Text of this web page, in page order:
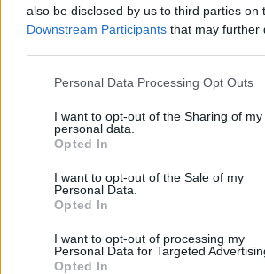
also be disclosed by us to third parties on
Downstream Participants that may further
Please note that this website/app uses
not limited to your visit or usage
grant or deny consent to Google and its
use your data for below specified
consent section.
Personal Data Processing Opt Outs
I want to opt-out of the Sharing of my
personal data.
Opted In
I want to opt-out of the Sale of my
Personal Data.
Opted In
I want to opt-out of processing my
Personal Data for Targeted
Opted In